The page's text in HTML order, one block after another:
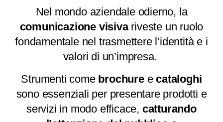
Nel mondo aziendale odierno, la
comunicazione visivariveste un ruolo
fondamentale nel trasmettere l’identità e i
valori di un’impresa.
Strumenti come brochureecataloghi
sono essenziali per presentare prodotti e
servizi in modo efficace, catturando